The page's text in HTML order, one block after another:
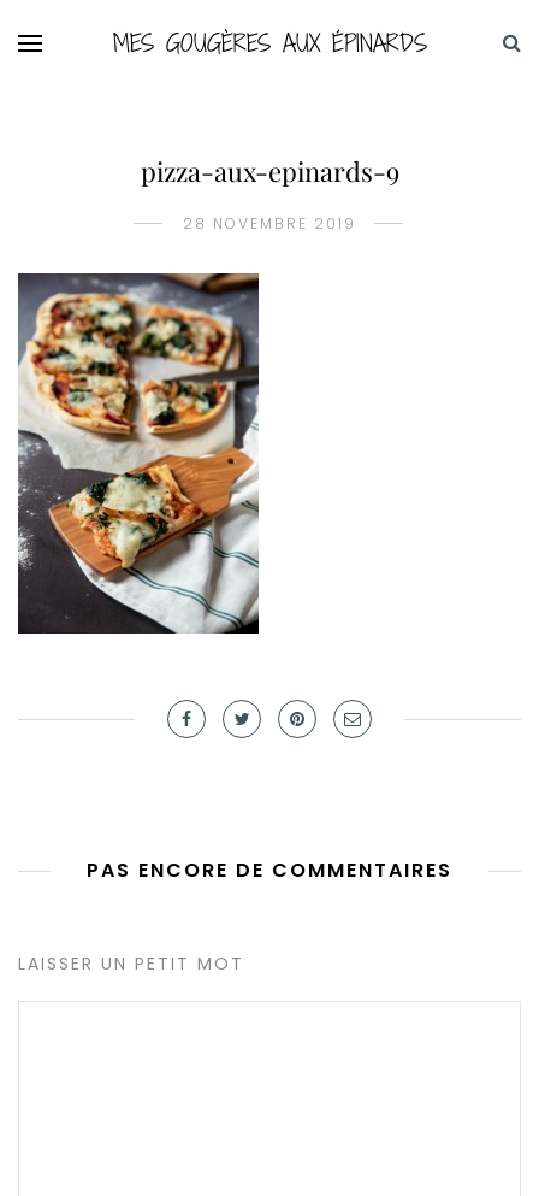
MES GOUGÈRES AUX ÉPINARDS
pizza-aux-epinards-9
28 NOVEMBRE 2019
PAS ENCORE DE COMMENTAIRES
LAISSER UN PETIT MOT